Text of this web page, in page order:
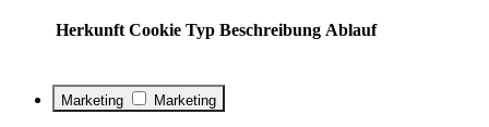
Herkunft Cookie Typ Beschreibung Ablauf
Marketing Marketing